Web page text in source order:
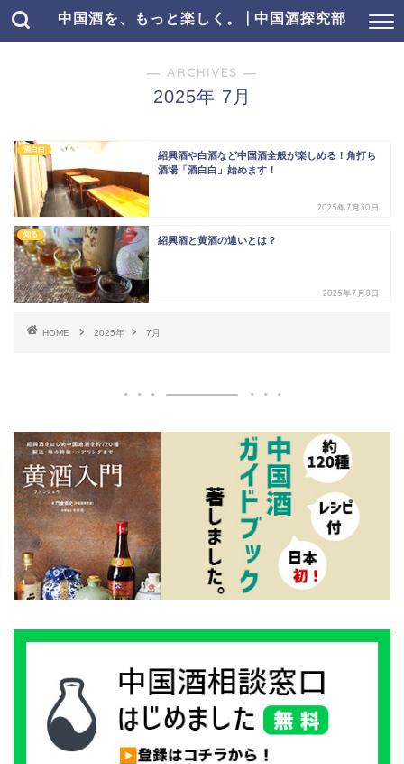
中国酒を、もっと楽しく。 | 中国酒探究部
― ARCHIVES ―
2025年 7月
酒白白
紹興酒や白酒など中国酒全般が楽しめる！角打ち
酒場「酒白白」始めます！
2025年7月30日
知る
紹興酒と黄酒の違いとは？
2025年7月8日
HOME 2025年 7月